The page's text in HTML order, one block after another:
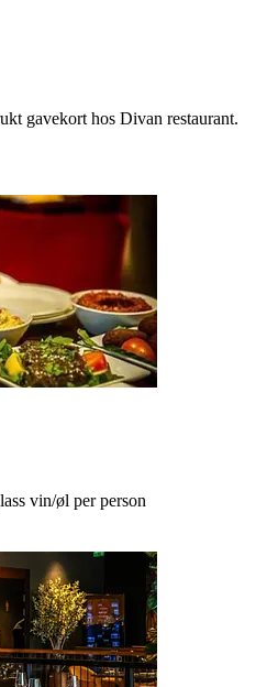
gavekort hos Divan restaurant.
vin/øl per person